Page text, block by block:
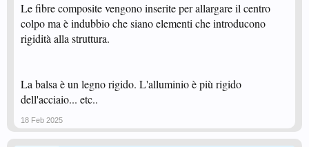
Le fibre composite vengono inserite per allargare il centro
colpo ma è indubbio che siano elementi che introducono
rigidità alla struttura.
La balsa è un legno rigido. L'alluminio è più rigido
dell'acciaio... etc..
18 Feb 2025